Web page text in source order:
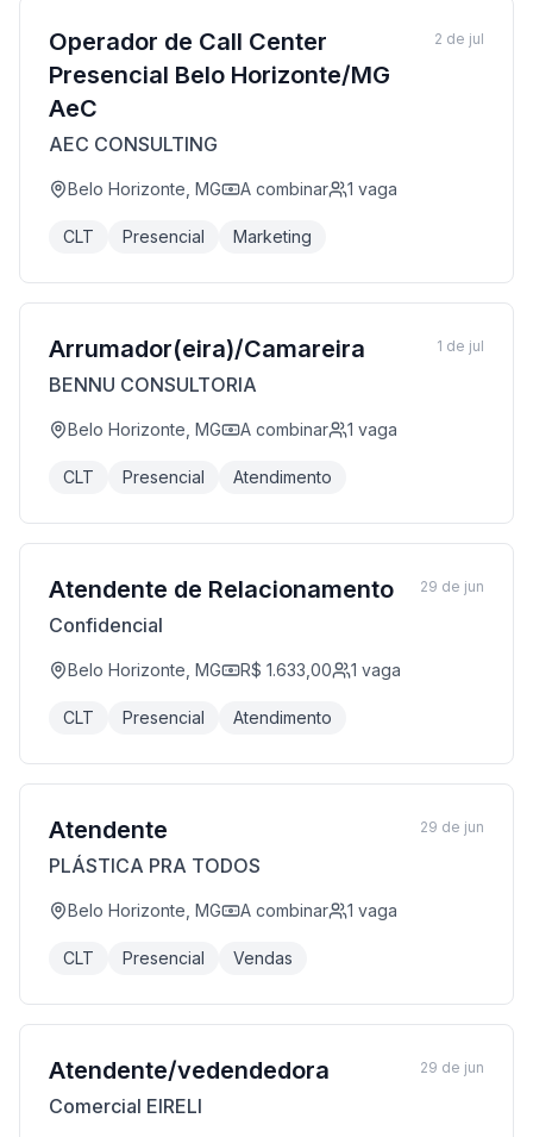
Operador de Call Center
Presencial Belo Horizonte/MG
AeC
AEC CONSULTING
Belo Horizonte, MG A combinar 1 vaga
CLT Presencial Marketing
2 de jul
Arrumador(eira)/Camareira
BENNU CONSULTORIA
Belo Horizonte, MG A combinar 1 vaga
CLT Presencial Atendimento
1 de jul
Atendente de Relacionamento
Confidencial
Belo Horizonte, MG R$ 1.633,00 1 vaga
CLT Presencial Atendimento
29 de jun
Atendente
PLÁSTICA PRA TODOS
Belo Horizonte, MG A combinar 1 vaga
CLT Presencial Vendas
29 de jun
Atendente/vedendedora
Comercial EIRELI
29 de jun